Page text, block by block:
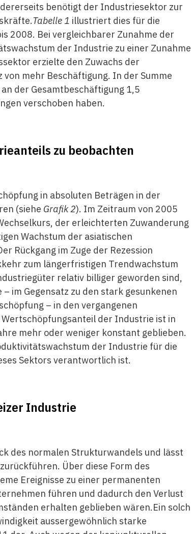
benötigt der Industriesektor zur
Tabelle 1 illustriert dies für die
2008. Bei vergleichbarer Zunahme der
der Industrie zu einer Zunahme
erzielte den Zuwachs der
mehr Beschäftigung. In der Summe
der Gesamtbeschäftigung 1,5
verschoben haben.
zu beobachten
in absoluten Beträgen in der
(siehe Grafik 2). Im Zeitraum von 2005
der erleichterten Zuwanderung
Wachstum der asiatischen
Rückgang im Zuge der Rezession
zum längerfristigen Trendwachstum
relativ billiger geworden sind,
im Gegensatz zu den stark gesunkenen
– in den vergangenen
der Industrie ist in
mehr oder weniger konstant geblieben.
der Industrie für die
Sektors verantwortlich ist.
Industrie
des normalen Strukturwandels und lässt
Über diese Form des
Ereignisse zu einer permanenten
führen und dadurch den Verlust
erhalten geblieben wären.Ein solch
aussergewöhnlich starke